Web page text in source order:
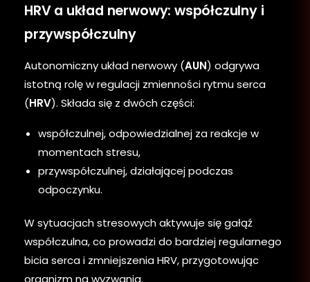
HRV a układ nerwowy: współczulny i
przywspółczulny
Autonomiczny układ nerwowy (AUN) odgrywa
istotną rolę w regulacji zmienności rytmu serca
(HRV). Składa się z dwóch części:
współczulnej, odpowiedzialnej za reakcje w
momentach stresu,
przywspółczulnej, działającej podczas
odpoczynku.
W sytuacjach stresowych aktywuje się gałąź
współczulna, co prowadzi do bardziej regularnego
bicia serca i zmniejszenia HRV, przygotowując
organizm na wyzwania.